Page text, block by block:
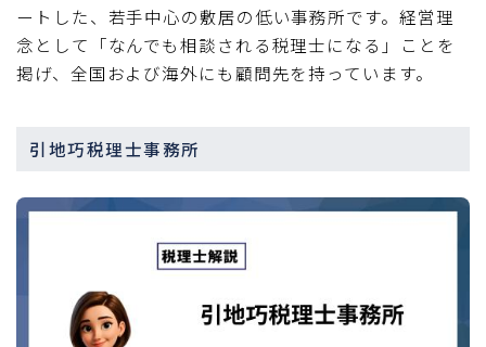
ートした、若手中心の敷居の低い事務所です。経営理
念として「なんでも相談される税理士になる」ことを
掲げ、全国および海外にも顧問先を持っています。
引地巧税理士事務所